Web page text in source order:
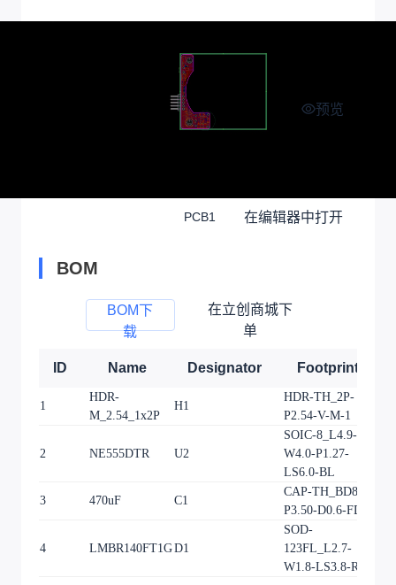
预览
PCB1 在编辑器中打开
BOM
BOM下
载
在立创商城下
单
ID Name Designator Footprint
1
HDR-
M_2.54_1x2P
H1
HDR-TH_2P-
P2.54-V-M-1
2 NE555DTR U2
SOIC-8_L4.9-
W4.0-P1.27-
LS6.0-BL
3 470uF C1
CAP-TH_BD8.0-
P3.50-D0.6-FD
4 LMBR140FT1GD1
SOD-
123FL_L2.7-
W1.8-LS3.8-RD